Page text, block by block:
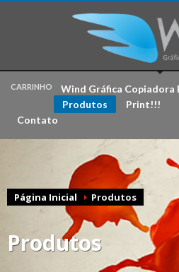
CARRINHO
R$ 0,00 CHECKOUT
Wind Gráfica Copiadora
Produtos
Print!!!
Contato
Página Inicial Produtos
Produtos